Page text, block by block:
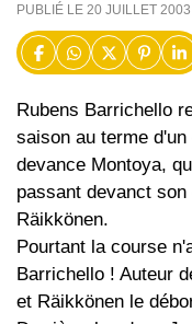
PUBLIÉ LE 20 JUILLET
Rubens Barrichello
saison au terme
devance Montoya,
passant devanct
Räikkönen.
Pourtant la course
Barrichello ! Auteur
et Räikkönen le